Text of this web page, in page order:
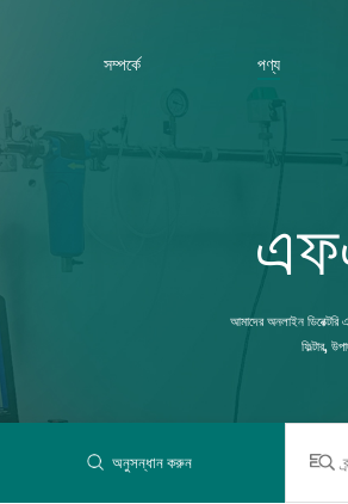
সম্পর্কে পণ্য
আমাদের অনলাইন ডিরেক্টরি
ফিল্টার,
অনুসন্ধান করুন